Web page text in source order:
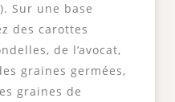
Sur une base
des carottes
de l’avocat,
graines germées,
graines de